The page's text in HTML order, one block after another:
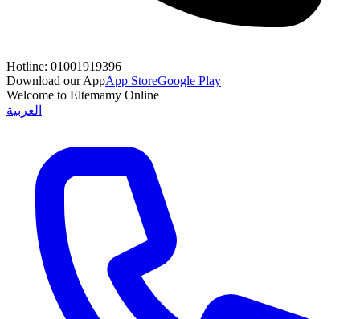
Hotline: 01001919396
Download our AppApp StoreGoogle Play
Welcome to Eltemamy Online
العربية